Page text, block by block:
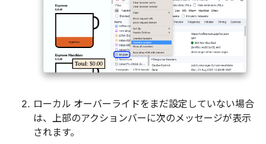
ローカル オーバーライドをまだ設定していない場合
は、上部のアクションバーに次のメッセージが表示
されます。